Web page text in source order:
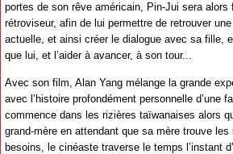
portes de son rêve américain, Pin-Jui sera alors
rétroviseur, afin de lui permettre de retrouver
actuelle, et ainsi créer le dialogue avec sa fille,
que lui, et l’aider à avancer, à son tour...
Avec son film, Alan Yang mélange la grande
avec l’histoire profondément personnelle d’une
commence dans les rizières taïwanaises alors
grand-mère en attendant que sa mère trouve
besoins, le cinéaste traverse le temps l’instant